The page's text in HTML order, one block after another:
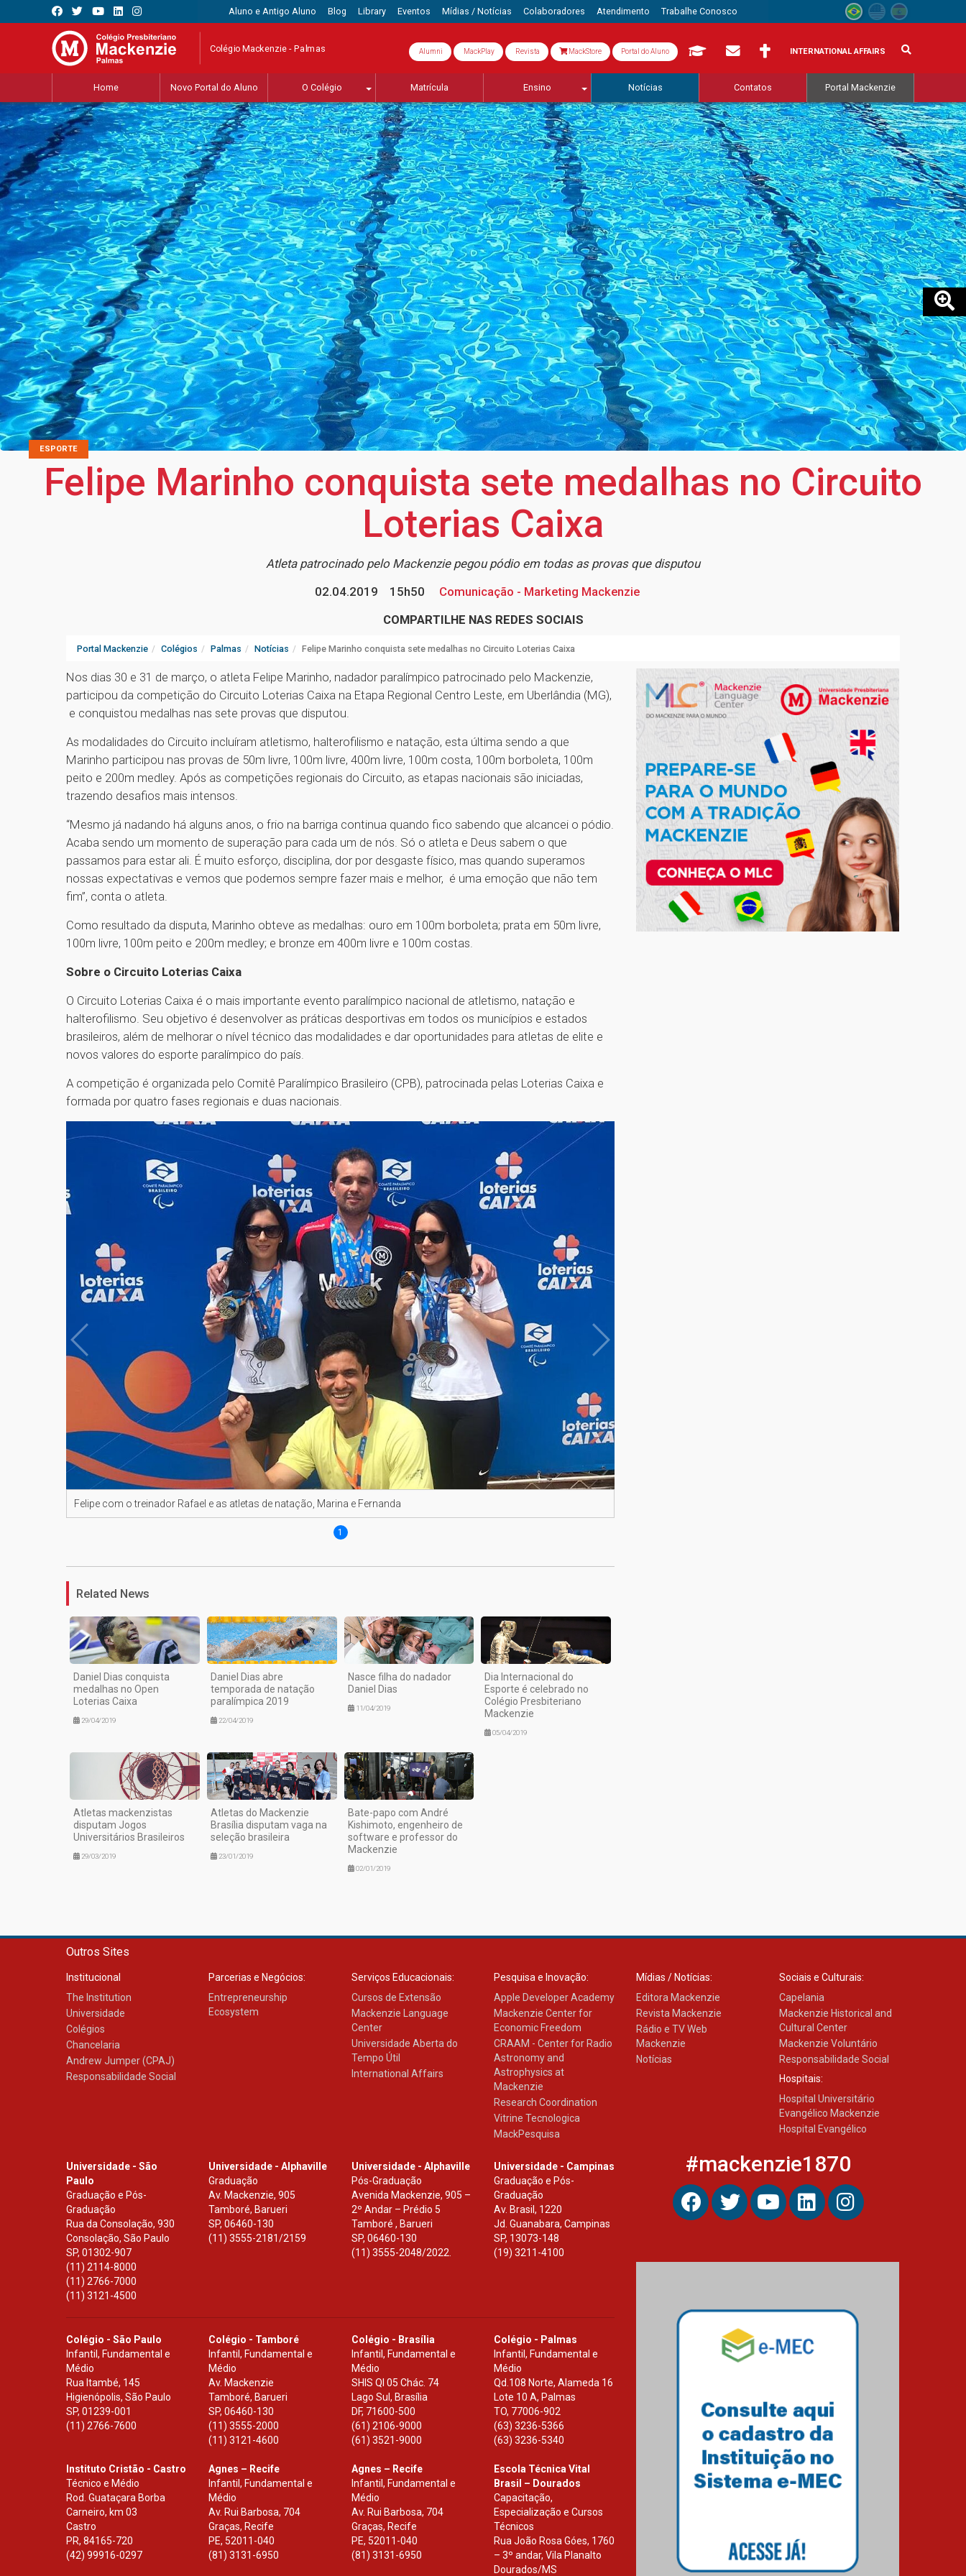
Aluno e Antigo Aluno Blog Library Eventos Mídias / Notícias Colaboradores Atendimento Trabalhe Conosco
Colégio Mackenzie - Palmas Alumni MackPlay Revista MackStore Portal do Aluno INTERNATIONAL AFFAIRS
Home Novo Portal do Aluno O Colégio Matrícula Ensino Notícias Contatos Portal Mackenzie
ESPORTE
Felipe Marinho conquista sete medalhas no Circuito
Loterias Caixa
Atleta patrocinado pelo Mackenzie pegou pódio em todas as provas que disputou
02.04.2019
15h50
Comunicação - Marketing Mackenzie
COMPARTILHE NAS REDES SOCIAIS
Portal Mackenzie Colégios Palmas Notícias Felipe Marinho conquista sete medalhas no Circuito Loterias Caixa
Nos dias 30 e 31 de março, o atleta Felipe Marinho, nadador paralímpico patrocinado pelo Mackenzie,
participou da competição do Circuito Loterias Caixa na Etapa Regional Centro Leste, em Uberlândia (MG),
e conquistou medalhas nas sete provas que disputou.
As modalidades do Circuito incluíram atletismo, halterofilismo e natação, esta última sendo a que
Marinho participou nas provas de 50m livre, 100m livre, 400m livre, 100m costa, 100m borboleta, 100m
peito e 200m medley. Após as competições regionais do Circuito, as etapas nacionais são iniciadas,
trazendo desafios mais intensos.
“Mesmo já nadando há alguns anos, o frio na barriga continua quando fico sabendo que alcancei o pódio.
Acaba sendo um momento de superação para cada um de nós. Só o atleta e Deus sabem o que
passamos para estar ali. É muito esforço, disciplina, dor por desgaste físico, mas quando superamos
nossas expectativas e vemos que podemos sempre fazer mais e melhor, é uma emoção que não tem
fim”, conta o atleta.
Como resultado da disputa, Marinho obteve as medalhas: ouro em 100m borboleta; prata em 50m livre,
100m livre, 100m peito e 200m medley; e bronze em 400m livre e 100m costas.
Sobre o Circuito Loterias Caixa
O Circuito Loterias Caixa é o mais importante evento paralímpico nacional de atletismo, natação e
halterofilismo. Seu objetivo é desenvolver as práticas desportivas em todos os municípios e estados
brasileiros, além de melhorar o nível técnico das modalidades e dar oportunidades para atletas de elite e
novos valores do esporte paralímpico do país.
A competição é organizada pelo Comitê Paralímpico Brasileiro (CPB), patrocinada pelas Loterias Caixa e
formada por quatro fases regionais e duas nacionais.
Felipe com o treinador Rafael e as atletas de natação, Marina e Fernanda
1
Related News
Daniel Dias conquista
medalhas no Open
Loterias Caixa
29/04/2019
Daniel Dias abre
temporada de natação
paralímpica 2019
22/04/2019
Nasce filha do nadador
Daniel Dias
11/04/2019
Dia Internacional do
Esporte é celebrado no
Colégio Presbiteriano
Mackenzie
05/04/2019
Atletas mackenzistas
disputam Jogos
Universitários Brasileiros
29/03/2019
Atletas do Mackenzie
Brasília disputam vaga na
seleção brasileira
23/01/2019
Bate-papo com André
Kishimoto, engenheiro de
software e professor do
Mackenzie
02/01/2019
Outros Sites
Institucional
The Institution
Universidade
Colégios
Chancelaria
Andrew Jumper (CPAJ)
Responsabilidade Social
Parcerias e Negócios:
Entrepreneurship
Ecosystem
Serviços Educacionais:
Cursos de Extensão
Mackenzie Language
Center
Universidade Aberta do
Tempo Útil
International Affairs
Pesquisa e Inovação:
Apple Developer Academy
Mackenzie Center for
Economic Freedom
CRAAM - Center for Radio
Astronomy and
Astrophysics at
Mackenzie
Research Coordination
Vitrine Tecnologica
MackPesquisa
Mídias / Notícias:
Editora Mackenzie
Revista Mackenzie
Rádio e TV Web
Mackenzie
Notícias
Sociais e Culturais:
Capelania
Mackenzie Historical and
Cultural Center
Mackenzie Voluntário
Responsabilidade Social
Hospitais:
Hospital Universitário
Evangélico Mackenzie
Hospital Evangélico
Universidade - São
Paulo
Graduação e Pós-
Graduação
Rua da Consolação, 930
Consolação, São Paulo
SP, 01302-907
(11) 2114-8000
(11) 2766-7000
(11) 3121-4500
Universidade - Alphaville
Graduação
Av. Mackenzie, 905
Tamboré, Barueri
SP,06460-130
(11) 3555-2181/2159
Universidade - Alphaville
Pós-Graduação
Avenida Mackenzie, 905 –
2º Andar – Prédio 5
Tamboré , Barueri
SP, 06460-130
(11) 3555-2048/2022.
Universidade - Campinas
Graduação e Pós-
Graduação
Av. Brasil, 1220
Jd. Guanabara, Campinas
SP, 13073-148
(19) 3211-4100
Colégio - São Paulo
Infantil, Fundamental e
Médio
Rua Itambé, 145
Higienópolis, São Paulo
SP, 01239-001
(11) 2766-7600
Colégio - Tamboré
Infantil, Fundamental e
Médio
Av. Mackenzie
Tamboré, Barueri
SP,06460-130
(11) 3555-2000
(11) 3121-4600
Colégio - Brasília
Infantil, Fundamental e
Médio
SHIS Ql 05 Chác. 74
Lago Sul, Brasília
DF, 71600-500
(61) 2106-9000
(61) 3521-9000
Colégio - Palmas
Infantil, Fundamental e
Médio
Qd.108 Norte, Alameda 16
Lote 10 A, Palmas
TO, 77006-902
(63) 3236-5366
(63) 3236-5340
Instituto Cristão - Castro
Técnico e Médio
Rod. Guataçara Borba
Carneiro, km 03
Castro
PR, 84165-720
(42) 99916-0297
Agnes – Recife
Infantil, Fundamental e
Médio
Av. Rui Barbosa, 704
Graças, Recife
PE, 52011-040
(81) 3131-6950
Agnes – Recife
Infantil, Fundamental e
Médio
Av. Rui Barbosa, 704
Graças, Recife
PE, 52011-040
(81) 3131-6950
Escola Técnica Vital
Brasil – Dourados
Capacitação,
Especialização e Cursos
Técnicos
Rua João Rosa Góes, 1760
– 3º andar, Vila Planalto
Dourados/MS
#mackenzie1870